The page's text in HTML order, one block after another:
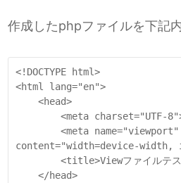
作成したphpファイルを下記
<!DOCTYPE html>
<html lang="en">
    <head>
        <meta charset="UTF-8">
        <meta name="viewport"
content="width=device-
        <title>Viewファイルテスト</title>
    </head>